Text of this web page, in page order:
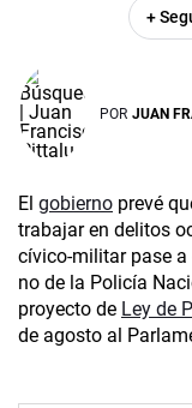
+
POR JUAN
El gobierno prevé
trabajar en delitos
cívico-militar pase
no de la Policía
proyecto de Ley de
de agosto al